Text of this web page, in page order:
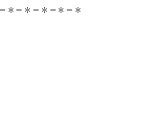
＊＝＊＝＊＝＊＝＊